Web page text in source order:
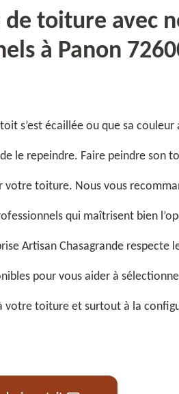
de toiture avec
à Panon
s’est écaillée ou que sa couleur
le repeindre. Faire peindre son
toiture. Nous vous
qui maîtrisent bien
Artisan Chasagrande respecte
pour vous aider à
votre toiture et surtout à la